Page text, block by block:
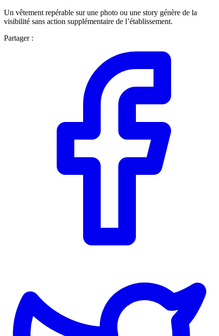
Un vêtement repérable sur une photo ou une story génère de la
visibilité sans action supplémentaire de l’établissement.
Partager :